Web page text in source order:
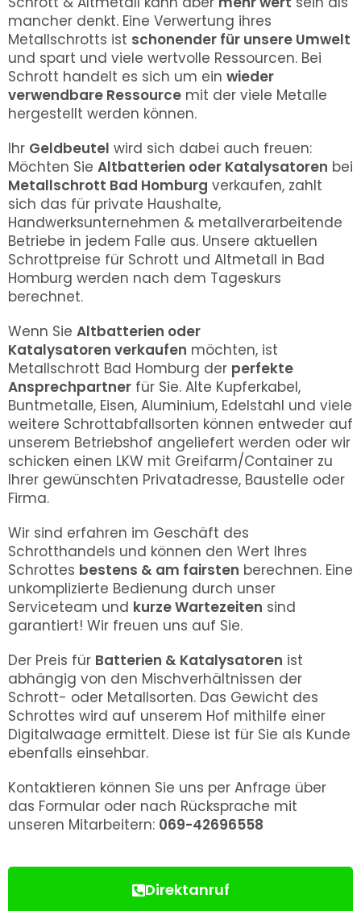
mancher denkt. Eine Verwertung ihres
Metallschrotts ist schonender für unsere Umwelt
und spart und viele wertvolle Ressourcen. Bei
Schrott handelt es sich um ein wieder
verwendbare Ressource mit der viele Metalle
hergestellt werden können.
Ihr Geldbeutel wird sich dabei auch freuen:
Möchten Sie Altbatterien oder Katalysatoren bei
Metallschrott Bad Homburg verkaufen, zahlt
sich das für private Haushalte,
Handwerksunternehmen & metallverarbeitende
Betriebe in jedem Falle aus. Unsere aktuellen
Schrottpreise für Schrott und Altmetall in Bad
Homburg werden nach dem Tageskurs
berechnet.
Wenn Sie Altbatterien oder
Katalysatoren verkaufen möchten, ist
Metallschrott Bad Homburg der perfekte
Ansprechpartner für Sie. Alte Kupferkabel,
Buntmetalle, Eisen, Aluminium, Edelstahl und viele
weitere Schrottabfallsorten können entweder auf
unserem Betriebshof angeliefert werden oder wir
schicken einen LKW mit Greifarm/Container zu
Ihrer gewünschten Privatadresse, Baustelle oder
Firma.
Wir sind erfahren im Geschäft des
Schrotthandels und können den Wert Ihres
Schrottes bestens & am fairsten berechnen. Eine
unkomplizierte Bedienung durch unser
Serviceteam und kurze Wartezeiten sind
garantiert! Wir freuen uns auf Sie.
Der Preis für Batterien & Katalysatoren ist
abhängig von den Mischverhältnissen der
Schrott- oder Metallsorten. Das Gewicht des
Schrottes wird auf unserem Hof mithilfe einer
Digitalwaage ermittelt. Diese ist für Sie als Kunde
ebenfalls einsehbar.
Kontaktieren können Sie uns per Anfrage über
das Formular oder nach Rücksprache mit
unseren Mitarbeitern: 069-42696558
Direktanruf